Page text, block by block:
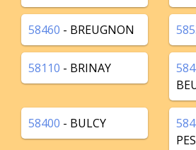
58460 - BREUGNON
58110 - BRINAY
58400 - BULCY